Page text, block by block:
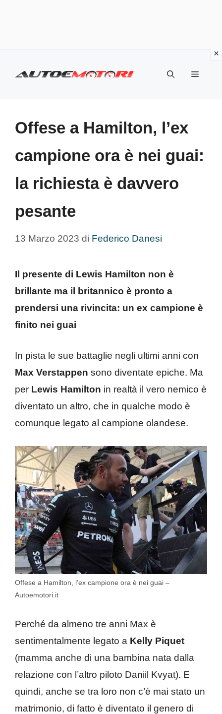
Menu
Offese a Hamilton, l’ex
campione ora è nei guai:
la richiesta è davvero
pesante
13 Marzo 2023 di Federico Danesi
Il presente di Lewis Hamilton non è
brillante ma il britannico è pronto a
prendersi una rivincita: un ex campione è
finito nei guai
In pista le sue battaglie negli ultimi anni con
Max Verstappen sono diventate epiche. Ma
per Lewis Hamilton in realtà il vero nemico è
diventato un altro, che in qualche modo è
comunque legato al campione olandese.
Offese a Hamilton, l’ex campione ora è nei guai –
Autoemotori.it
Perché da almeno tre anni Max è
sentimentalmente legato a Kelly Piquet
(mamma anche di una bambina nata dalla
relazione con l’altro piloto Daniil Kvyat). E
quindi, anche se tra loro non c’è mai stato un
matrimonio, di fatto è diventato il genero di